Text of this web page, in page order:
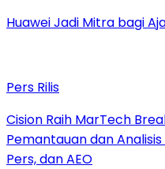
Huawei Jadi Mitra bagi
Pers Rilis
Cision Raih MarTech
Pemantauan dan
Pers, dan AEO